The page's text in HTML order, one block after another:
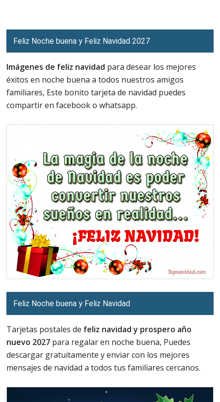
Feliz Noche buena y Feliz Navidad 2027
Imágenes de feliz navidad para desear los mejores
éxitos en noche buena a todos nuestros amigos
familiares, Este bonito tarjeta de navidad puedes
compartir en facebook o whatsapp.
Feliz Noche buena y Feliz Navidad
Tarjetas postales de feliz navidad y prospero año
nuevo 2027 para regalar en noche buena, Puedes
descargar gratuitamente y enviar con los mejores
mensajes de navidad a todos tus familiares cercanos.